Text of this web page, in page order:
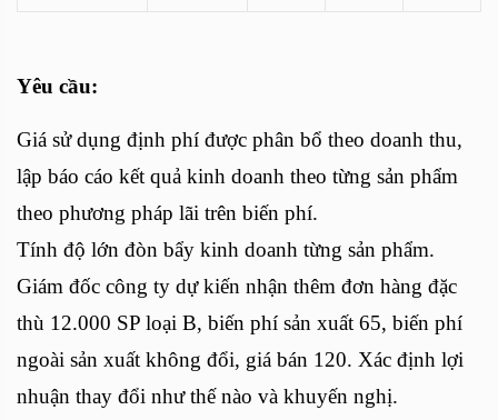
Yêu cầu:
Giá sử dụng định phí được phân bổ theo doanh thu,
lập báo cáo kết quả kinh doanh theo từng sản phẩm
theo phương pháp lãi trên biến phí.
Tính độ lớn đòn bẩy kinh doanh từng sản phẩm.
Giám đốc công ty dự kiến nhận thêm đơn hàng đặc
thù 12.000 SP loại B, biến phí sản xuất 65, biến phí
ngoài sản xuất không đổi, giá bán 120. Xác định lợi
nhuận thay đổi như thế nào và khuyến nghị.